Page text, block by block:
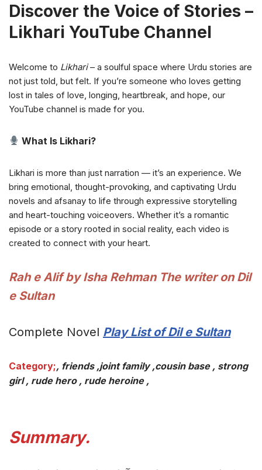
Discover the Voice of Stories –
Likhari YouTube Channel
Welcome to Likhari– a soulful space where Urdu stories are
not just told, but felt. If you’re someone who loves getting
lost in tales of love, longing, heartbreak, and hope, our
YouTube channel is made for you.
What Is Likhari?
Likhari is more than just narration — it’s an experience. We
bring emotional, thought-provoking, and captivating Urdu
novels and afsanay to life through expressive storytelling
and heart-touching voiceovers. Whether it’s a romantic
episode or a story rooted in social reality, each video is
created to connect with your heart.
Rah e Alif by Isha Rehman The writer on Dil
e Sultan
Complete Novel Play List of Dil e Sultan
Category;, friends ,joint family ,cousin base , strong
girl , rude hero , rude heroine ,
Summary.